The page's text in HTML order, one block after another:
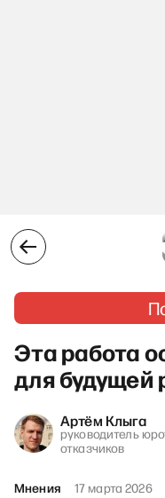
Эта работа
для будущей
Артём Клыга
руководитель
отказчиков
Мнения 17 марта 2026